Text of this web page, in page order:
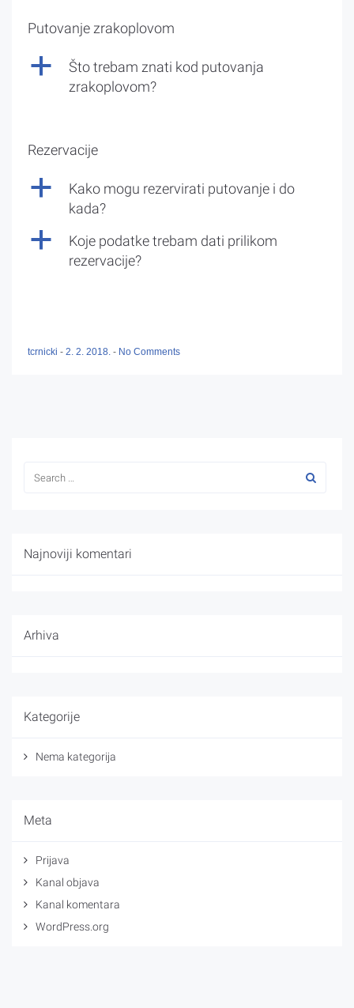
Putovanje zrakoplovom
a
Što trebam znati kod putovanja
zrakoplovom?
Rezervacije
a
Kako mogu rezervirati putovanje i do
kada?
a
Koje podatke trebam dati prilikom
rezervacije?
tcrnicki - 2. 2. 2018. - No Comments
Najnoviji komentari
Arhiva
Kategorije
Nema kategorija
Meta
Prijava
Kanal objava
Kanal komentara
WordPress.org